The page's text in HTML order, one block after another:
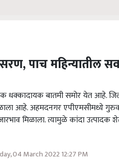
पाच महिन्यातील
बातमी समोर येत आहे.
आहे. अहमदनगर एपीएमसीमध्ये
मिळाला. त्यामुळे कांदा उत्पादक
04 March 2022 12:27 PM